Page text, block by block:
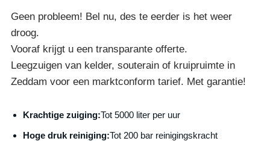
Geen probleem! Bel nu, des te eerder is het weer
droog.
Vooraf krijgt u een transparante offerte.
Leegzuigen van kelder, souterain of kruipruimte in
Zeddam voor een marktconform tarief. Met garantie!
Krachtige zuiging:Tot 5000 liter per uur
Hoge druk reiniging:Tot 200 bar reinigingskracht